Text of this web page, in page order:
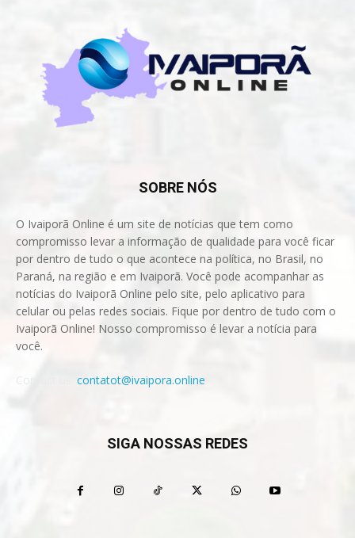
SOBRE NÓS
O Ivaiporã Online é um site de notícias que tem como
compromisso levar a informação de qualidade para você ficar
por dentro de tudo o que acontece na política, no Brasil, no
Paraná, na região e em Ivaiporã. Você pode acompanhar as
notícias do Ivaiporã Online pelo site, pelo aplicativo para
celular ou pelas redes sociais. Fique por dentro de tudo com o
Ivaiporã Online! Nosso compromisso é levar a notícia para
você.
contatot@ivaipora.online
SIGA NOSSAS REDES